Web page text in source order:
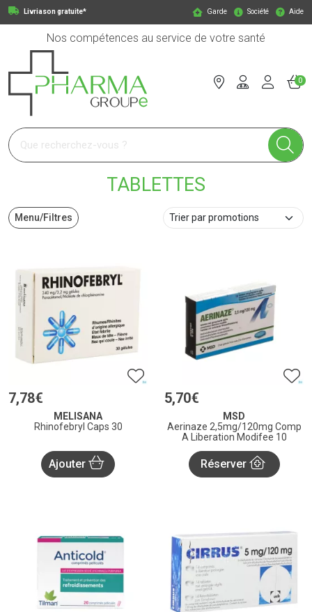
Livriason gratuite* Garde Société Aide
Nos compétences au service de votre santé
Pharmagroupe Votre pharmacie en ligne à votre service
0
TABLETTES
Menu/Filtres
7,78€
MELISANA
Rhinofebryl Caps 30
Ajouter
5,70€
MSD
Aerinaze 2,5mg/120mg Comp
A Liberation Modifee 10
Réserver